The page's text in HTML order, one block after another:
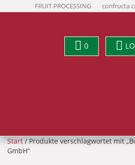
FRUIT PROCESSING confructa
0
Start/ Produkte verschlagwortet mit
GmbH“